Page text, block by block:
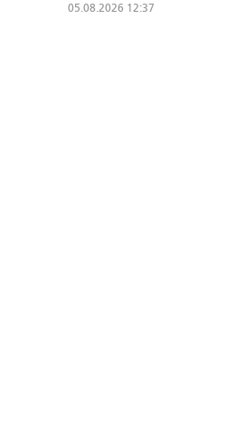
05.08.2026 12:37